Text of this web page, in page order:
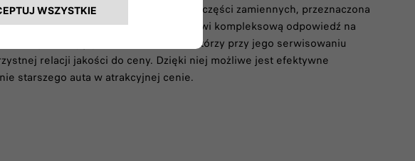
oferta grupy Stellantis w zakresie części zamiennych, przeznaczona
i starszych.​ Oferta ta stanowi kompleksową odpowiedź na
posiadających kilkuletnie auto, którzy przy jego serwisowaniu
relacji jakości do ceny. Dzięki niej możliwe jest efektywne
starszego auta w atrakcyjnej cenie.